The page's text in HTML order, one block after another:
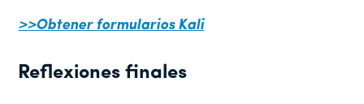
>>Obtener formularios Kali
Reflexiones finales